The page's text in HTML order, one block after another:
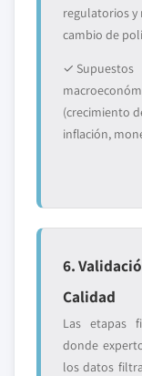
regulatorios y
cambio de
✓ Supuestos
(crecimiento
inflación,
6.
Calidad
Las etapas
donde
los datos